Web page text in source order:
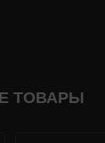
ТОВАРЫ